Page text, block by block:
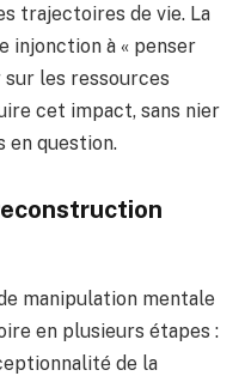
trajectoires de vie. La
injonction à « penser
les ressources
cet impact, sans nier
en question.
manipulation mentale
en plusieurs étapes :
de la